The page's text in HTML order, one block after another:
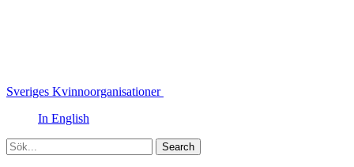
Sveriges Kvinnoorganisationer
In English
Sök